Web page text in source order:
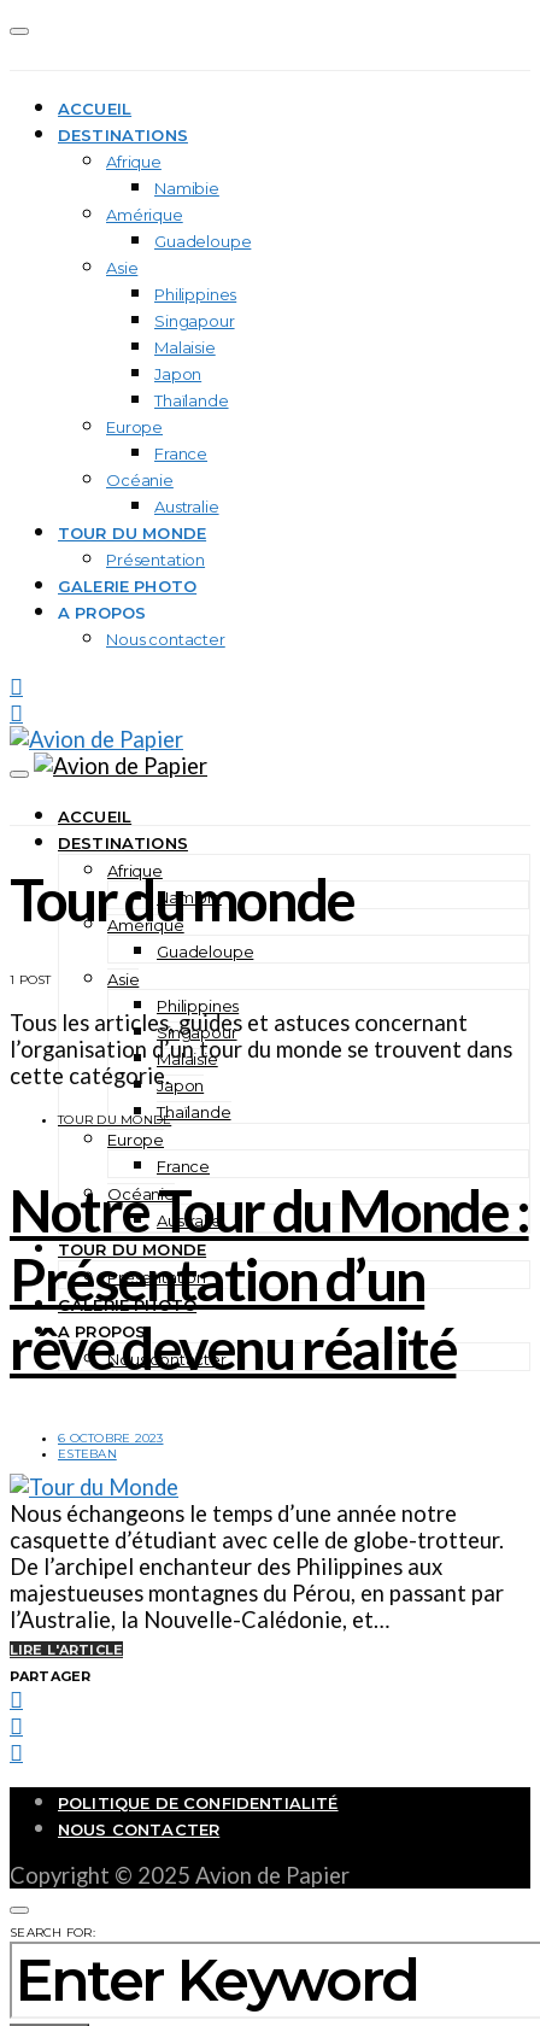
ACCUEIL
DESTINATIONS
Afrique
Namibie
Amérique
Guadeloupe
Asie
Philippines
Singapour
Malaisie
Japon
Thaïlande
Europe
France
Océanie
Australie
TOUR DU MONDE
Présentation
GALERIE PHOTO
A PROPOS
Nous contacter
ACCUEIL
DESTINATIONS
Afrique
Namibie
Amérique
Guadeloupe
Asie
Philippines
Singapour
Malaisie
Japon
Thaïlande
Europe
France
Océanie
Australie
TOUR DU MONDE
Présentation
GALERIE PHOTO
A PROPOS
Nous contacter
Tour du monde
1 POST
Tous les articles, guides et astuces concernant
l’organisation d’un tour du monde se trouvent dans
cette catégorie.
TOUR DU MONDE
Notre Tour du Monde :
Présentation d’un
rêve devenu réalité
6 OCTOBRE 2023
ESTEBAN
Nous échangeons le temps d’une année notre
casquette d’étudiant avec celle de globe-trotteur.
De l’archipel enchanteur des Philippines aux
majestueuses montagnes du Pérou, en passant par
l’Australie, la Nouvelle-Calédonie, et…
LIRE L'ARTICLE
PARTAGER
POLITIQUE DE CONFIDENTIALITÉ
NOUS CONTACTER
Copyright © 2025 Avion de Papier
SEARCH FOR: